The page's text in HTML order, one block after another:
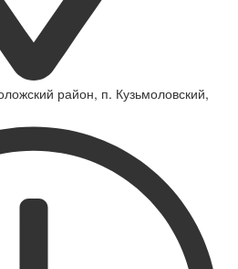
район, п. Кузьмоловский,